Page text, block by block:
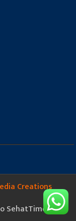
Creations
SehatTimes.Com